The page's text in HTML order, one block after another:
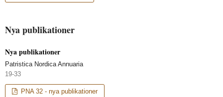
Nya publikationer
Nya publikationer
Patristica Nordica Annuaria
19-33
PNA 32 - nya publikationer